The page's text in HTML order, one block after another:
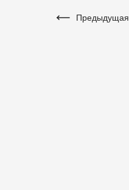
Предыдущая